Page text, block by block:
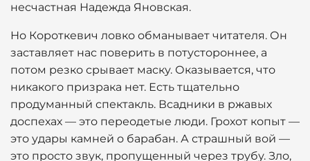
несчастная Надежда Яновская.
Но Короткевич ловко обманывает читателя. Он
заставляет нас поверить в потустороннее, а
потом резко срывает маску. Оказывается, что
никакого призрака нет. Есть тщательно
продуманный спектакль. Всадники в ржавых
доспехах — это переодетые люди. Грохот копыт —
это удары камней о барабан. А страшный вой —
это просто звук, пропущенный через трубу. Зло,